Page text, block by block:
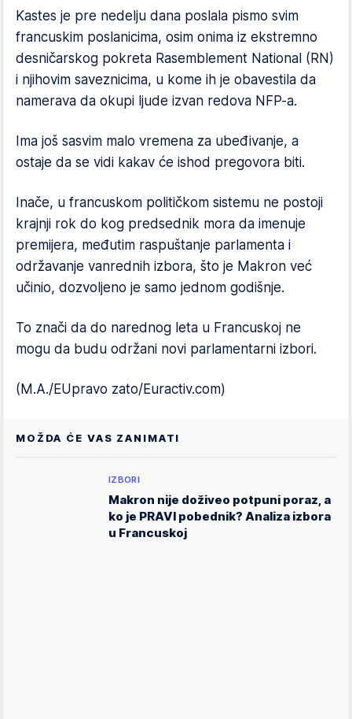
Kastes je pre nedelju dana poslala pismo svim
francuskim poslanicima, osim onima iz ekstremno
desničarskog pokreta Rasemblement National (RN)
i njihovim saveznicima, u kome ih je obavestila da
namerava da okupi ljude izvan redova NFP-a.
Ima još sasvim malo vremena za ubeđivanje, a
ostaje da se vidi kakav će ishod pregovora biti.
Inače, u francuskom političkom sistemu ne postoji
krajnji rok do kog predsednik mora da imenuje
premijera, međutim raspuštanje parlamenta i
održavanje vanrednih izbora, što je Makron već
učinio, dozvoljeno je samo jednom godišnje.
To znači da do narednog leta u Francuskoj ne
mogu da budu održani novi parlamentarni izbori.
(M.A./EUpravo zato/Euractiv.com)
MOŽDA ĆE VAS ZANIMATI
IZBORI
Makron nije doživeo potpuni poraz, a
ko je PRAVI pobednik? Analiza izbora
u Francuskoj